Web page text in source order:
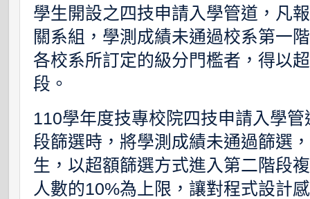
學生開設之四技申請入學管道，凡
關系組，學測成績未通過校系第一
各校系所訂定的級分門檻者，得以
段。
110學年度技專校院四技申請入學
段篩選時，將學測成績未通過篩選
生，以超額篩選方式進入第二階段
人數的10%為上限，讓對程式設計